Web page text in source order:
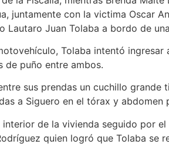
juntamente con la victima Oscar
Lautaro Juan Tolaba a bordo de
Tolaba intentó
de puño entre ambos.
sus prendas un cuchillo
a Siguero en el tórax y abdomen
de la vivienda seguido por
quien logró que Tolaba